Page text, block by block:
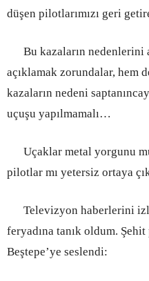
düşen pilotlarımızı geri
Bu kazaların nedenlerini
açıklamak zorundalar, hem
kazaların nedeni
uçuşu yapılmamalı…
Uçaklar metal yorgunu
pilotlar mı yetersiz ortaya
Televizyon haberlerini
feryadına tanık oldum.
Beştepe’ye seslendi: